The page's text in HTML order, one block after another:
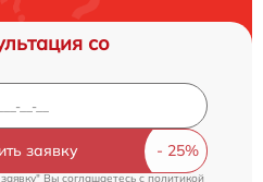
со
заявку
Вы соглашаетесь c политикой